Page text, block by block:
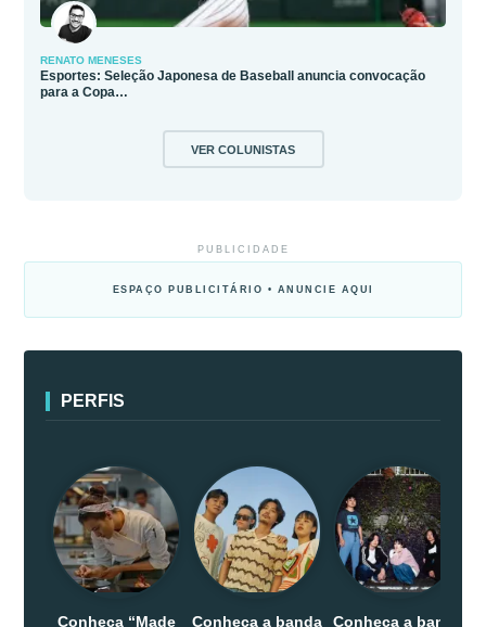
RENATO MENESES
Esportes: Seleção Japonesa de Baseball anuncia convocação
para a Copa…
VER COLUNISTAS
PUBLICIDADE
ESPAÇO PUBLICITÁRIO • ANUNCIE AQUI
PERFIS
Conheça “Made
Conheça a banda
Conheça a banda